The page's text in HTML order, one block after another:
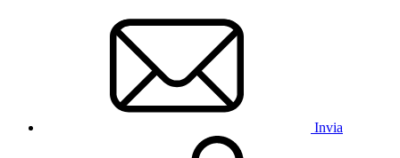
Invia